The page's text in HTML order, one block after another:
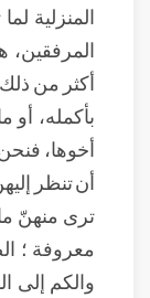
المنزلية
المرفقين،
أكثر من
بأكمله، أو
أخوها،
أن تنظر
ترى منهنّ
معروفة ؛
والكم إلى